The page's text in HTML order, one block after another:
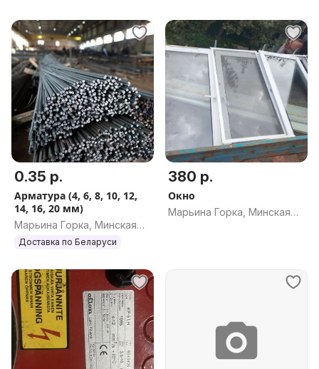
0.35 р.
Арматура (4, 6, 8, 10, 12,
14, 16, 20 мм)
Марьина Горка, Минская
обл.
Доставка по Беларуси
380 р.
Окно
Марьина Горка, Минская